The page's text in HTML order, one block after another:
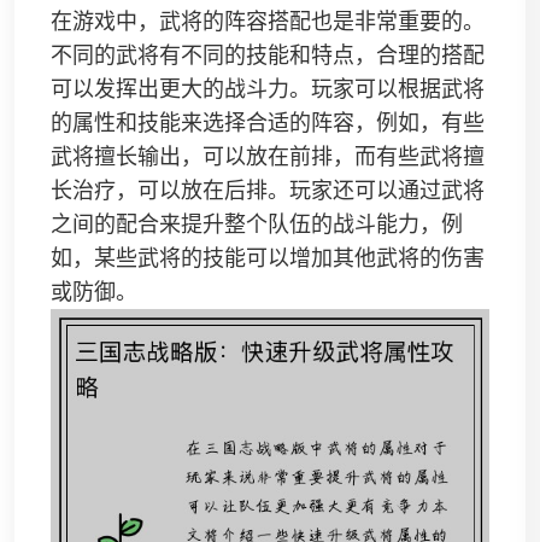
在游戏中，武将的阵容搭配也是非常重要的。
不同的武将有不同的技能和特点，合理的搭配
可以发挥出更大的战斗力。玩家可以根据武将
的属性和技能来选择合适的阵容，例如，有些
武将擅长输出，可以放在前排，而有些武将擅
长治疗，可以放在后排。玩家还可以通过武将
之间的配合来提升整个队伍的战斗能力，例
如，某些武将的技能可以增加其他武将的伤害
或防御。